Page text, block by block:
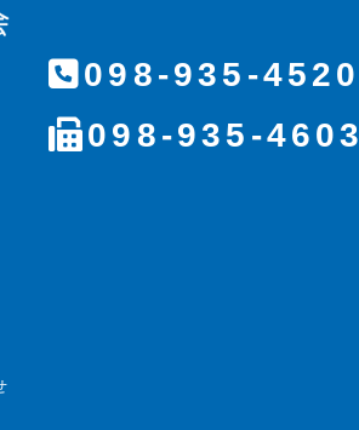
098-935-4520
098-935-4603